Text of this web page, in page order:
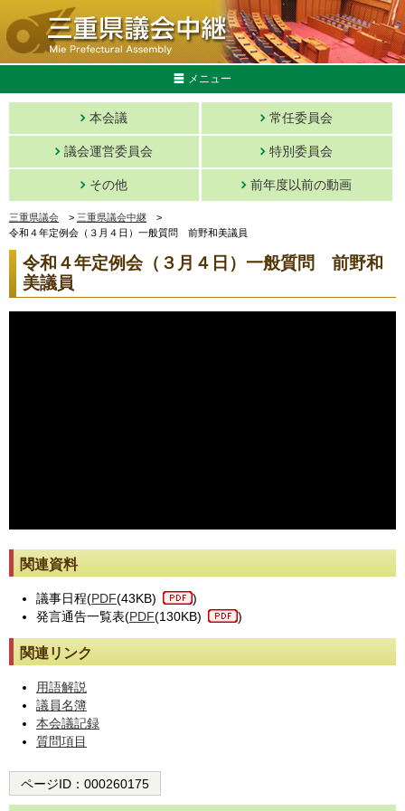
メニュー
本会議 常任委員会
議会運営委員会 特別委員会
その他 前年度以前の動画
三重県議会 > 三重県議会中継 >
令和４年定例会（３月４日）一般質問 前野和美議員
令和４年定例会（３月４日）一般質問 前野和
美議員
関連資料
議事日程(PDF(43KB)
)
発言通告一覧表(PDF(130KB) )
関連リンク
用語解説
議員名簿
本会議記録
質問項目
ページID： 000260175